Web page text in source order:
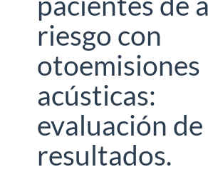
riesgo con
otoemisiones
acústicas:
evaluación de
resultados.